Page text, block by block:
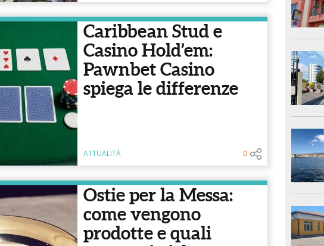
Caribbean Stud e
Casino Hold’em:
Pawnbet Casino
spiega le differenze
ATTUALITÀ 0
Ostie per la Messa:
come vengono
prodotte e quali